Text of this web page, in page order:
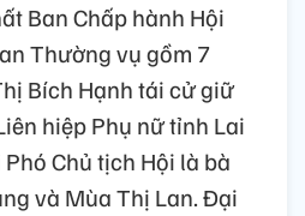
Ban Chấp hành Hội
Thường vụ gồm 7
Bích Hạnh tái cử giữ
hiệp Phụ nữ tỉnh Lai
Chủ tịch Hội là bà
và Mùa Thị Lan. Đại